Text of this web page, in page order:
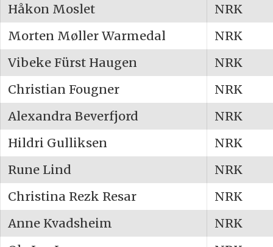
Håkon Moslet
NRK
Morten Møller Warmedal
NRK
Vibeke Fürst Haugen
NRK
Christian Fougner
NRK
Alexandra Beverfjord
NRK
Hildri Gulliksen
NRK
Rune Lind
NRK
Christina Rezk Resar
NRK
Anne Kvadsheim
NRK